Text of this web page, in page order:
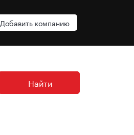
Добавить компанию
Найти